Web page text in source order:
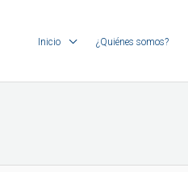
Inicio ¿Quiénes somos?